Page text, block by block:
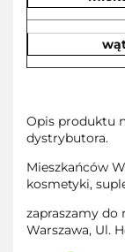
Opis produktu
dystrybutora.
Mieszkańców
kosmetyki,
zapraszamy do
Warszawa, Ul.